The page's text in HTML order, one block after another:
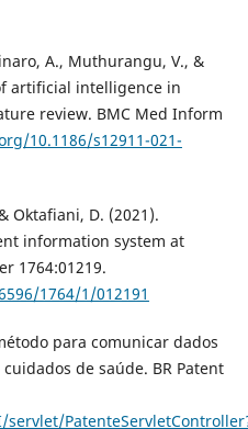
A., Muthurangu, V., &
artificial intelligence in
review. BMC Med Inform
10.1186/s12911-021-
Oktafiani, D. (2021).
information system at
1764:01219.
1764/1/012191
para comunicar dados
de saúde. BR Patent